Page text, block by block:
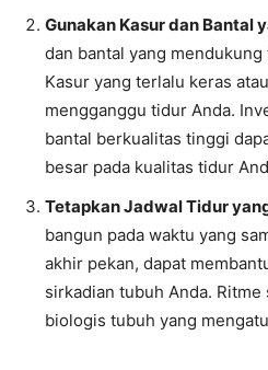
Gunakan Kasur dan Bantal
dan bantal yang
Kasur yang terlalu keras
mengganggu tidur Anda.
bantal berkualitas tinggi
besar pada kualitas tidur
Tetapkan Jadwal Tidur
bangun pada waktu yang
akhir pekan, dapat
sirkadian tubuh Anda. Ritme
biologis tubuh yang